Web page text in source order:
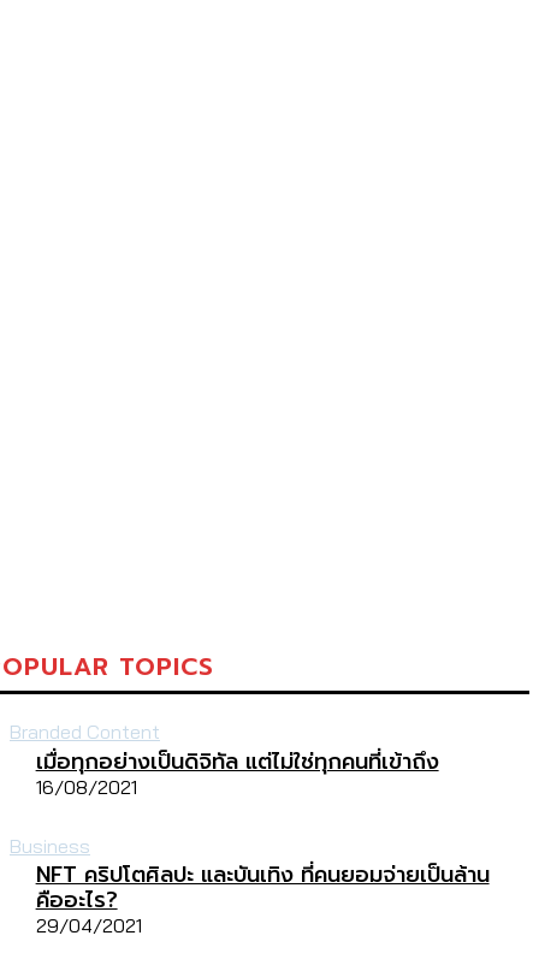
TOPICS
Branded Content
เมื่อทุกอย่างเป็นดิจิทัล แต่ไม่ใช่ทุกคนที่เข้าถึง
16/08/2021
Business
NFT คริปโตศิลปะ และบันเทิง ที่คนยอมจ่ายเป็นล้าน
คืออะไร?
29/04/2021